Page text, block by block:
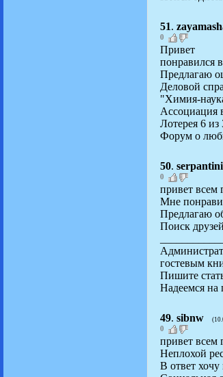
51.
0
Привет
понравился
Предлагаю
Деловой
"Химия-
Ассоциация
Лотерея 6 из
Форум о
50.
0
привет всем
Мне
Предлагаю
Поиск
гостевым
Пишите
Надеемся на
49. sibnw
0
привет всем
Неплохой
В ответ